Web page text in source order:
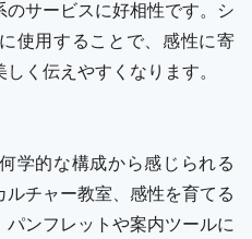
サービスに好相性です。シ
使用することで、感性に寄
く伝えやすくなります。
学的な構成から感じられる
ルチャー教室、感性を育てる
ンフレットや案内ツールに